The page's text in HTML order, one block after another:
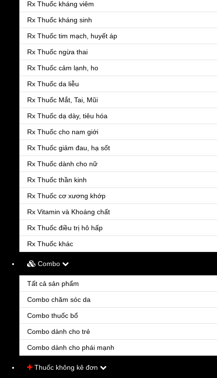
Rx Thuốc kháng viêm
Rx Thuốc kháng sinh
Rx Thuốc tim mạch, huyết áp
Rx Thuốc ngừa thai
Rx Thuốc cảm lạnh, ho
Rx Thuốc da liễu
Rx Thuốc Mắt, Tai, Mũi
Rx Thuốc dạ dày, tiêu hóa
Rx Thuốc cho nam giới
Rx Thuốc giảm đau, hạ sốt
Rx Thuốc dành cho nữ
Rx Thuốc thần kinh
Rx Thuốc cơ xương khớp
Rx Vitamin và Khoáng chất
Rx Thuốc điều trị hô hấp
Rx Thuốc khác
Combo
Tất cả sản phẩm
Combo chăm sóc da
Combo thuốc bổ
Combo dành cho trẻ
Combo dành cho phái mạnh
Thuốc không kê đơn
Shop Bao cao su
Bao cao su Durex
Bcs Durex Extra Safe